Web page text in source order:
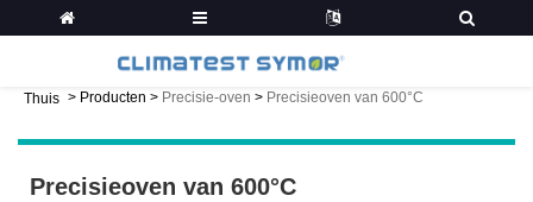
Thuis > Producten > Precisie-oven > Precisieoven van 600°C
Precisieoven van 600°C